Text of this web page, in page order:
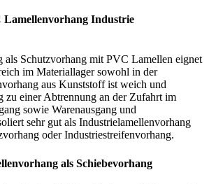
Lamellenvorhang Industrie
als Schutzvorhang mit PVC Lamellen eignet
im Materiallager sowohl in der
aus Kunststoff ist weich und
zu einer Abtrennung an der Zufahrt im
sowie Warenausgang und
sehr gut als Industrielamellenvorhang
oder Industriestreifenvorhang.
als Schiebevorhang